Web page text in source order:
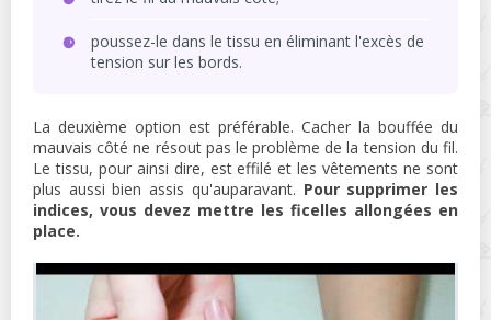
poussez-le dans le tissu en éliminant l'excès de
tension sur les bords.
La deuxième option est préférable. Cacher la bouffée du
mauvais côté ne résout pas le problème de la tension du fil.
Le tissu, pour ainsi dire, est effilé et les vêtements ne sont
plus aussi bien assis qu'auparavant. Pour supprimer les
indices, vous devez mettre les ficelles allongées en
place.